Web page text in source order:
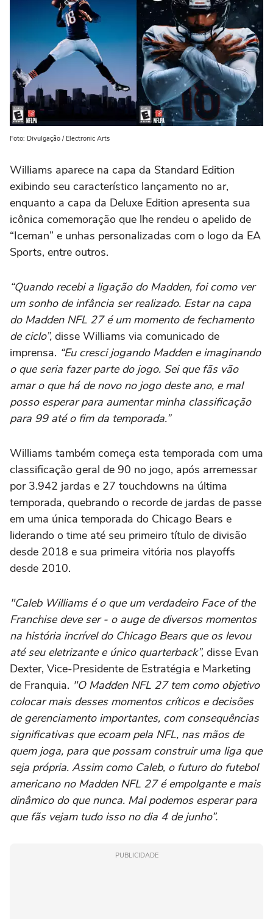
Foto: Divulgação / Electronic Arts
Williams aparece na capa da Standard Edition
exibindo seu característico lançamento no ar,
enquanto a capa da Deluxe Edition apresenta sua
icônica comemoração que lhe rendeu o apelido de
“Iceman” e unhas personalizadas com o logo da EA
Sports, entre outros.
“Quando recebi a ligação do Madden, foi como ver
um sonho de infância ser realizado. Estar na capa
do Madden NFL 27 é um momento de fechamento
de ciclo”, disse Williams via comunicado de
imprensa. “Eu cresci jogando Madden e imaginando
o que seria fazer parte do jogo. Sei que fãs vão
amar o que há de novo no jogo deste ano, e mal
posso esperar para aumentar minha classificação
para 99 até o fim da temporada.”
Williams também começa esta temporada com uma
classificação geral de 90 no jogo, após arremessar
por 3.942 jardas e 27 touchdowns na última
temporada, quebrando o recorde de jardas de passe
em uma única temporada do Chicago Bears e
liderando o time até seu primeiro título de divisão
desde 2018 e sua primeira vitória nos playoffs
desde 2010.
"Caleb Williams é o que um verdadeiro Face of the
Franchise deve ser - o auge de diversos momentos
na história incrível do Chicago Bears que os levou
até seu eletrizante e único quarterback”, disse Evan
Dexter, Vice-Presidente de Estratégia e Marketing
de Franquia. "O Madden NFL 27 tem como objetivo
colocar mais desses momentos críticos e decisões
de gerenciamento importantes, com consequências
significativas que ecoam pela NFL, nas mãos de
quem joga, para que possam construir uma liga que
seja própria. Assim como Caleb, o futuro do futebol
americano no Madden NFL 27 é empolgante e mais
dinâmico do que nunca. Mal podemos esperar para
que fãs vejam tudo isso no dia 4 de junho”.
PUBLICIDADE